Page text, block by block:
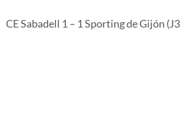
CE Sabadell 1 – 1 Sporting de Gijón